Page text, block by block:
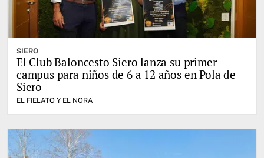
SIERO
El Club Baloncesto Siero lanza su primer
campus para niños de 6 a 12 años en Pola de
Siero
EL FIELATO Y EL NORA